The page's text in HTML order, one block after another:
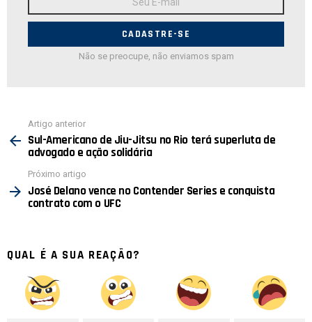
E-
Não se preocupe, não enviamos spam
mais
Artigo anterior
Sul-Americano de Jiu-Jitsu no Rio terá superluta de
advogado e ação solidária
Próximo artigo
José Delano vence no Contender Series e conquista
contrato com o UFC
QUAL É A SUA REAÇÃO?